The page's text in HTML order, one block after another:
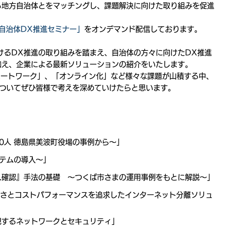
方自治体とをマッチングし、課題解決に向けた取り組みを促進
自治体DX推進セミナー」 をオンデマンド配信しております。
るDX推進の取り組みを踏まえ、自治体の方々に向けたDX推進
、企業による最新ソリューションの紹介をいたします。
ワーク」、「オンライン化」など様々な課題が山積する中、
てぜひ皆様で考えを深めていけたらと思います。
徳島県美波町役場の事例から～」
ムの導入〜」
認』手法の基礎　～つくば市さまの運用事例をもとに解説～」
コストパフォーマンスを追求したインターネット分離ソリュ
るネットワークとセキュリティ」